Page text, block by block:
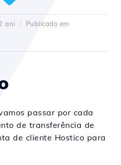
ani
Publicado em
passar por cada
de transferência de
de cliente Hostico para